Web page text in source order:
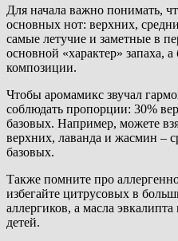
Для начала важно понимать,
основных нот: верхних,
самые летучие и заметные в
основной «характер» запаха,
композиции.
Чтобы аромамикс звучал
соблюдать пропорции: 30%
базовых. Например, можете
верхних, лаванда и жасмин –
базовых.
Также помните про
избегайте цитрусовых в
аллергиков, а масла
детей.